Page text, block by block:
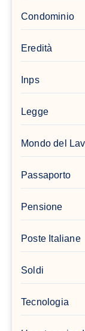
Condominio
Eredità
Inps
Legge
Mondo del
Passaporto
Pensione
Poste Italiane
Soldi
Tecnologia